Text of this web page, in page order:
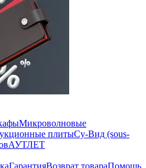
Микроволновые
плитыСу-Вид (sous-
АУТЛЕТ
ГарантияВозврат товараПомощь